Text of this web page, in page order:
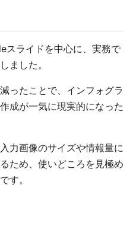
スライドを中心に、実務で
ました。
ったことで、インフォグラ
成が一気に現実的になった
力画像のサイズや情報量に
ため、使いどころを見極め
す。